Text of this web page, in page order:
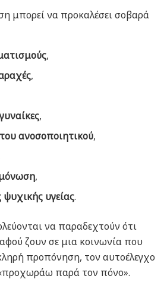
μπορεί να προκαλέσει σοβαρά
,
,
,
ανοσοποιητικού,
,
υγείας.
να παραδεχτούν ότι
ζουν σε μια κοινωνία που
προπόνηση, τον αυτοέλεγχο
παρά τον πόνο».